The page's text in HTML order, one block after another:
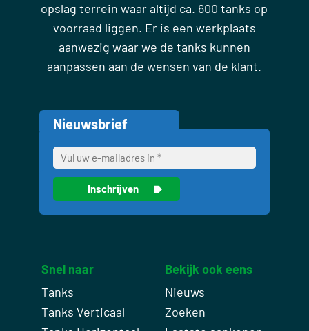
opslag terrein waar altijd ca. 600 tanks op
voorraad liggen. Er is een werkplaats
aanwezig waar we de tanks kunnen
aanpassen aan de wensen van de klant.
Nieuwsbrief
Snel naar
Tanks
Tanks Verticaal
Bekijk ook eens
Nieuws
Zoeken